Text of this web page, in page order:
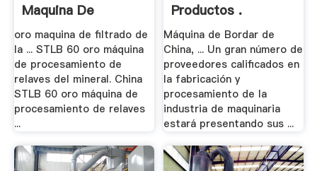
Maquina De
Proceso
oro maquina de filtrado de
la ... STLB 60 oro máquina
de procesamiento de
relaves del mineral. China
STLB 60 oro máquina de
procesamiento de relaves
...
Productos .
Máquina de Bordar de
China, ... Un gran número de
proveedores calificados en
la fabricación y
procesamiento de la
industria de maquinaria
estará presentando sus ...